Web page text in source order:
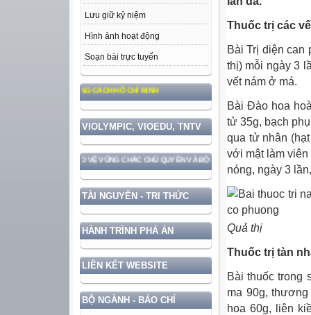
Lưu giữ kỷ niệm
Hình ảnh hoạt động
Soạn bài trực tuyến
ĐẠO ĐỨC, PHONG CÁCH HỒ CHÍ MINH
VIOLYMPIC, VIOEDU, TNTV
GẮN VỚI BẢO VỆ VỮNG CHẮC CHỦ QUYỀN VÀ ĐỘC LẬP DÂN TỘC!
TÀI NGUYÊN - TRI THỨC
HÀNH TRÌNH PHÁ ÁN
LIÊN KẾT WEBSITE
BỘ NGÀNH - BÁO CHÍ
Thuốc trị các
Bài Trị diện can
thị) mỗi ngày 3
vết nám ở má.
Bài Đào hoa
tử 35g, bạch
qua tử nhân
với mật làm
nóng, ngày 3
Quả thị
Thuốc trị tàn
Bài thuốc trong
ma 90g,
hoa 60g, liên